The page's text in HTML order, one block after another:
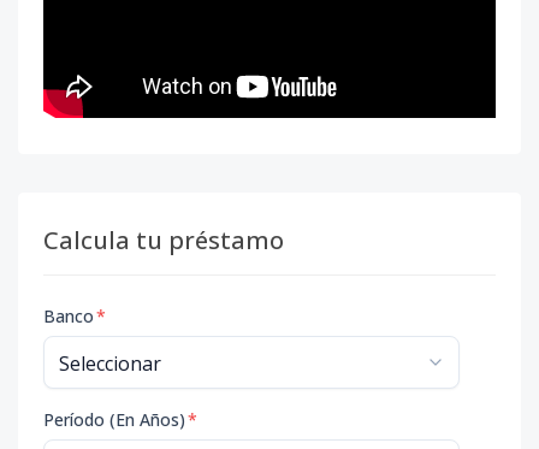
Calcula tu préstamo
Banco*
Período (En Años)*